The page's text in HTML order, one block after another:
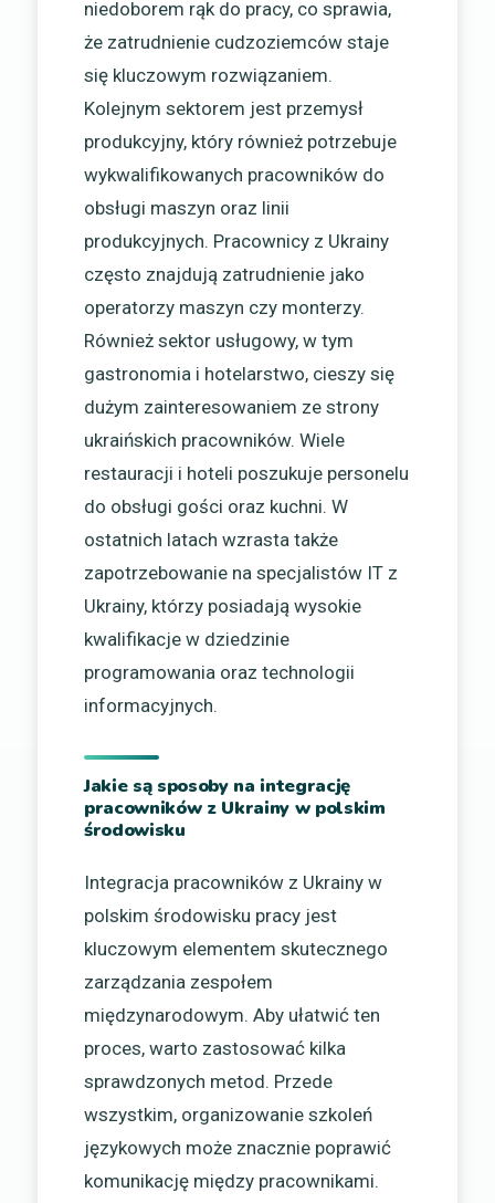
niedoborem rąk do pracy, co sprawia,
że zatrudnienie cudzoziemców staje
się kluczowym rozwiązaniem.
Kolejnym sektorem jest przemysł
produkcyjny, który również potrzebuje
wykwalifikowanych pracowników do
obsługi maszyn oraz linii
produkcyjnych. Pracownicy z Ukrainy
często znajdują zatrudnienie jako
operatorzy maszyn czy monterzy.
Również sektor usługowy, w tym
gastronomia i hotelarstwo, cieszy się
dużym zainteresowaniem ze strony
ukraińskich pracowników. Wiele
restauracji i hoteli poszukuje personelu
do obsługi gości oraz kuchni. W
ostatnich latach wzrasta także
zapotrzebowanie na specjalistów IT z
Ukrainy, którzy posiadają wysokie
kwalifikacje w dziedzinie
programowania oraz technologii
informacyjnych.
Jakie są sposoby na integrację
pracowników z Ukrainy w polskim
środowisku
Integracja pracowników z Ukrainy w
polskim środowisku pracy jest
kluczowym elementem skutecznego
zarządzania zespołem
międzynarodowym. Aby ułatwić ten
proces, warto zastosować kilka
sprawdzonych metod. Przede
wszystkim, organizowanie szkoleń
językowych może znacznie poprawić
komunikację między pracownikami.